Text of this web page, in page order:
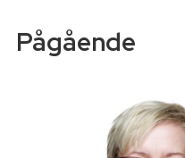
Pågående